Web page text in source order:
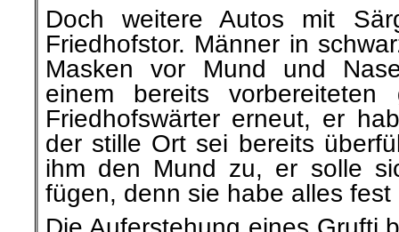
Doch weitere Autos mit
Friedhofstor. Männer in
Masken vor Mund und
einem bereits
Friedhofswärter erneut, er
der stille Ort sei bereits
ihm den Mund zu, er solle
fügen, denn sie habe alles fest